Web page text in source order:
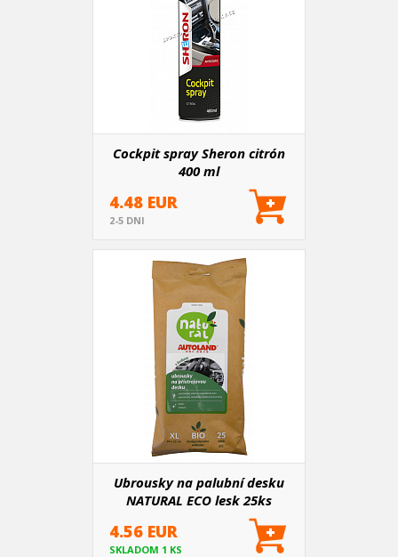
Cockpit spray Sheron citrón
400 ml
4.48 EUR
2-5 DNI
Ubrousky na palubní desku
NATURAL ECO lesk 25ks
4.56 EUR
SKLADOM 1 KS